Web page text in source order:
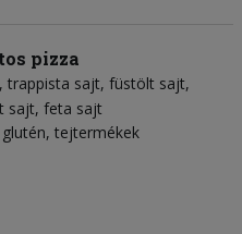
pizza
trappista sajt füstölt sajt
sajt feta sajt
glutén, tejtermékek